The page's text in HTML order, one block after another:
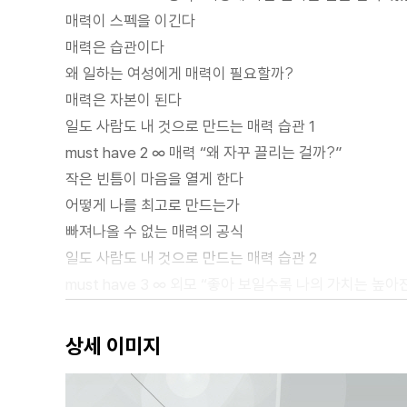
매력이 스펙을 이긴다
매력은 습관이다
왜 일하는 여성에게 매력이 필요할까?
매력은 자본이 된다
일도 사람도 내 것으로 만드는 매력 습관 1
must have 2 ∞ 매력 “왜 자꾸 끌리는 걸까?”
작은 빈틈이 마음을 열게 한다
어떻게 나를 최고로 만드는가
빠져나올 수 없는 매력의 공식
일도 사람도 내 것으로 만드는 매력 습관 2
아름다움보다 일관성이 중요하다
타인의 시선을 이용하라
웃지 않는 용기를 가져라
상세 이미지